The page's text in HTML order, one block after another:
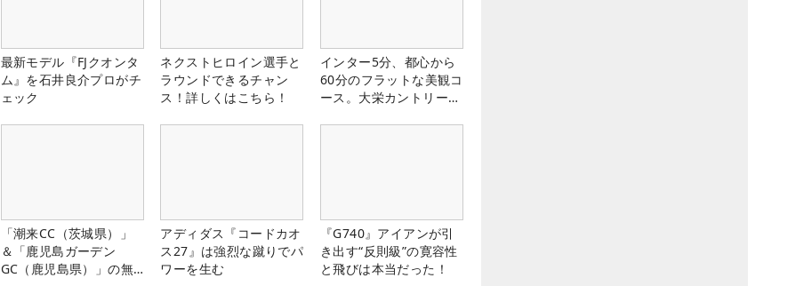
最新モデル『FJクオンタ
ム』を石井良介プロがチ
ェック
ネクストヒロイン選手と
ラウンドできるチャン
ス！詳しくはこちら！
インター5分、都心から
60分のフラットな美観コ
ース。大栄カントリー俱
「潮来CC（茨城県）」
＆「鹿児島ガーデン
GC（鹿児島県）」の無
アディダス『コードカオ
ス27』は強烈な蹴りでパ
ワーを生む
『G740』アイアンが引
き出す“反則級”の寛容性
と飛びは本当だった！